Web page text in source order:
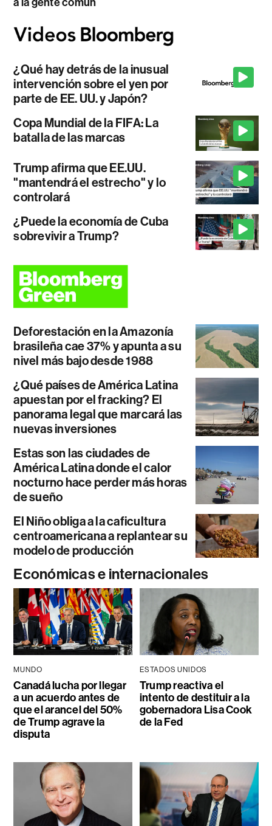
¿Qué hay detrás de la inusual
intervención sobre el yen por
parte de EE. UU. y Japón?
Copa Mundial de la FIFA: La
batalla de las marcas
Trump afirma que EE.UU.
"mantendrá el estrecho" y lo
controlará
¿Puede la economía de Cuba
sobrevivir a Trump?
Deforestación en la Amazonía
brasileña cae 37% y apunta a su
nivel más bajo desde 1988
¿Qué países de América Latina
apuestan por el fracking? El
panorama legal que marcará las
nuevas inversiones
Estas son las ciudades de
América Latina donde el calor
nocturno hace perder más horas
de sueño
El Niño obliga a la caficultura
centroamericana a replantear su
modelo de producción
Económicas e internacionales
MUNDO
Canadá lucha por llegar
a un acuerdo antes de
que el arancel del 50%
de Trump agrave la
disputa
ESTADOS UNIDOS
Trump reactiva el
intento de destituir a la
gobernadora Lisa Cook
de la Fed